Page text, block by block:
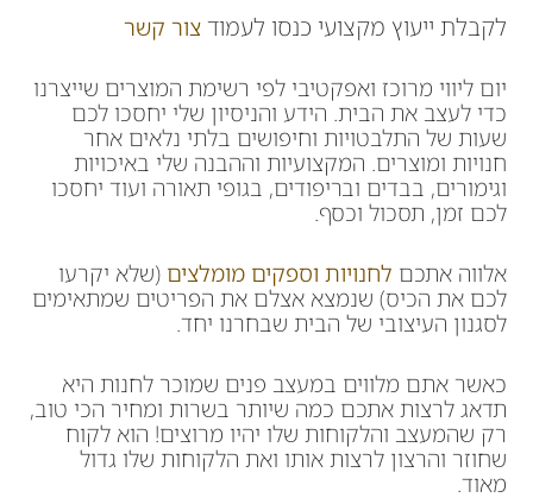
לקבלת ייעוץ מקצועי כנסו לעמודצור קשר
יום ליווי מרוכז ואפקטיבי לפי רשימת המוצרים שייצרנו
כדי לעצב את הבית. הידע והניסיון שלי יחסכו לכם
שעות של התלבטויות וחיפושים בלתי נלאים אחר
חנויות ומוצרים. המקצועיות וההבנה שלי באיכויות
וגימורים, בבדים ובריפודים, בגופי תאורה ועוד יחסכו
לכם זמן, תסכול וכסף.
אלווה אתכם לחנויות וספקים מומלצים (שלא יקרעו
לכם את הכיס) שנמצא אצלם את הפריטים שמתאימים
לסגנון העיצובי של הבית שבחרנו יחד.
כאשר אתם מלווים במעצב פנים שמוכר לחנות היא
תדאג לרצות אתכם כמה שיותר בשרות ומחיר הכי טוב,
רק שהמעצב והלקוחות שלו יהיו מרוצים! הוא לקוח
שחוזר והרצון לרצות אותו ואת הלקוחות שלו גדול
מאוד.